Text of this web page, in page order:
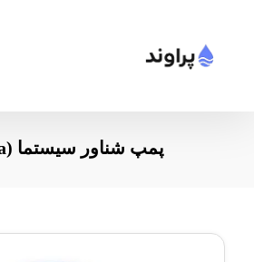
پمپ شناور سیستما (Sistema)